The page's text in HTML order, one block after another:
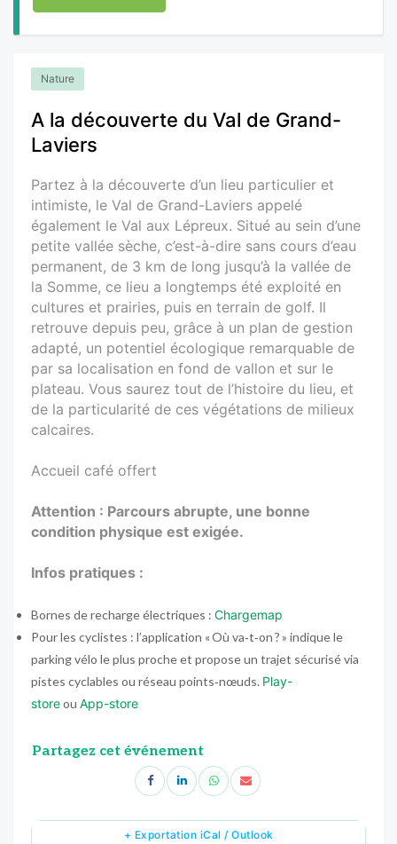
Nature
A la découverte du Val de Grand-
Laviers
Partez à la découverte d’un lieu particulier et
intimiste, le Val de Grand-Laviers appelé
également le Val aux Lépreux. Situé au sein d’une
petite vallée sèche, c’est-à-dire sans cours d’eau
permanent, de 3 km de long jusqu’à la vallée de
la Somme, ce lieu a longtemps été exploité en
cultures et prairies, puis en terrain de golf. Il
retrouve depuis peu, grâce à un plan de gestion
adapté, un potentiel écologique remarquable de
par sa localisation en fond de vallon et sur le
plateau. Vous saurez tout de l’histoire du lieu, et
de la particularité de ces végétations de milieux
calcaires.
Accueil café offert
Attention : Parcours abrupte, une bonne
condition physique est exigée.
Infos pratiques :
Bornes de recharge électriques : Chargemap
Pour les cyclistes : l’application « Où va‑t‑on ? » indique le
parking vélo le plus proche et propose un trajet sécurisé via
pistes cyclables ou réseau points‑nœuds. Play-
storeou App-store
Partagez cet événement
+ Exportation iCal / Outlook